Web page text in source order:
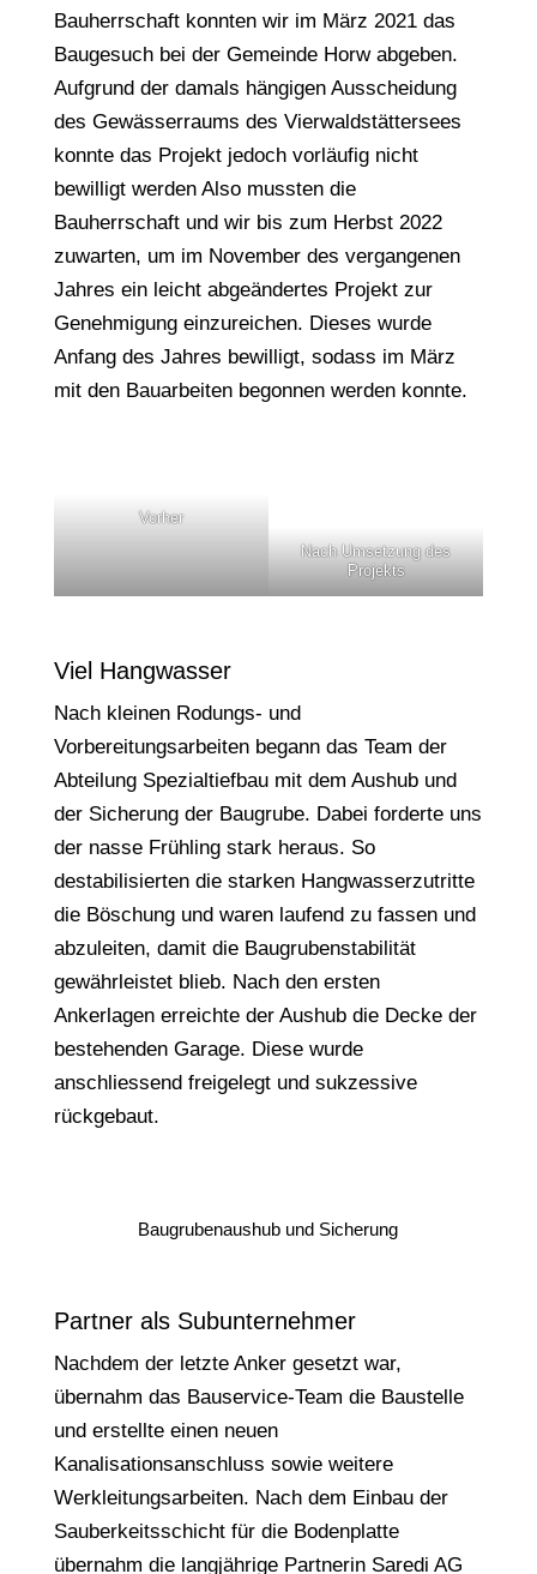
Bauherrschaft konnten wir im März 2021 das
Baugesuch bei der Gemeinde Horw abgeben.
Aufgrund der damals hängigen Ausscheidung
des Gewässerraums des Vierwaldstättersees
konnte das Projekt jedoch vorläufig nicht
bewilligt werden Also mussten die
Bauherrschaft und wir bis zum Herbst 2022
zuwarten, um im November des vergangenen
Jahres ein leicht abgeändertes Projekt zur
Genehmigung einzureichen. Dieses wurde
Anfang des Jahres bewilligt, sodass im März
mit den Bauarbeiten begonnen werden konnte.
Vorher
Nach Umsetzung des
Projekts
Viel Hangwasser
Nach kleinen Rodungs- und
Vorbereitungsarbeiten begann das Team der
Abteilung Spezialtiefbau mit dem Aushub und
der Sicherung der Baugrube. Dabei forderte uns
der nasse Frühling stark heraus. So
destabilisierten die starken Hangwasserzutritte
die Böschung und waren laufend zu fassen und
abzuleiten, damit die Baugrubenstabilität
gewährleistet blieb. Nach den ersten
Ankerlagen erreichte der Aushub die Decke der
bestehenden Garage. Diese wurde
anschliessend freigelegt und sukzessive
rückgebaut.
Baugrubenaushub und Sicherung
Partner als Subunternehmer
Nachdem der letzte Anker gesetzt war,
übernahm das Bauservice-Team die Baustelle
und erstellte einen neuen
Kanalisationsanschluss sowie weitere
Werkleitungsarbeiten. Nach dem Einbau der
Sauberkeitsschicht für die Bodenplatte
übernahm die langjährige Partnerin Saredi AG